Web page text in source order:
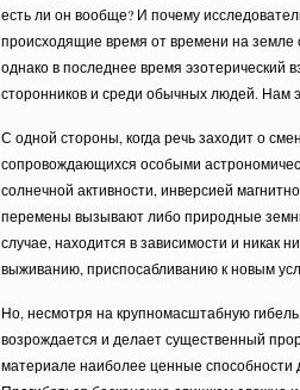
есть ли он вообще? И почему
происходящие время от времени на
однако в последнее время эзотерический
сторонников и среди обычных людей. Нам
С одной стороны, когда речь заходит о
сопровождающихся особыми
солнечной активности, инверсией
перемены вызывают либо природные
случае, находится в зависимости и никак
выживанию, приспосабливанию к новым
Но, несмотря на крупномасштабную
возрождается и делает существенный
материале наиболее ценные способности